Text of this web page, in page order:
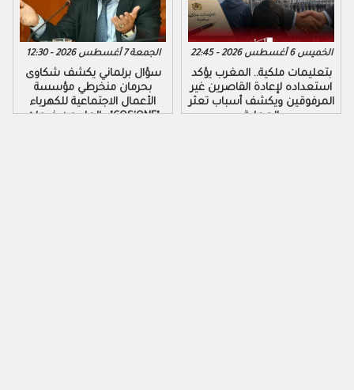
الجمعة 7 أغسطس 2026 - 12:30
سؤال برلماني يكشف شكاوى
بحرمان منخرطي مؤسسة
الأعمال الاجتماعية للكهرباء
والماء من خدمات "COS'ONE"
الخميس 6 أغسطس 2026 - 22:45
بتعليمات ملكية.. المغرب يؤكد
استعداده لإعادة القاصرين غير
المرفوقين ويكشف أسباب تعثر
العملية